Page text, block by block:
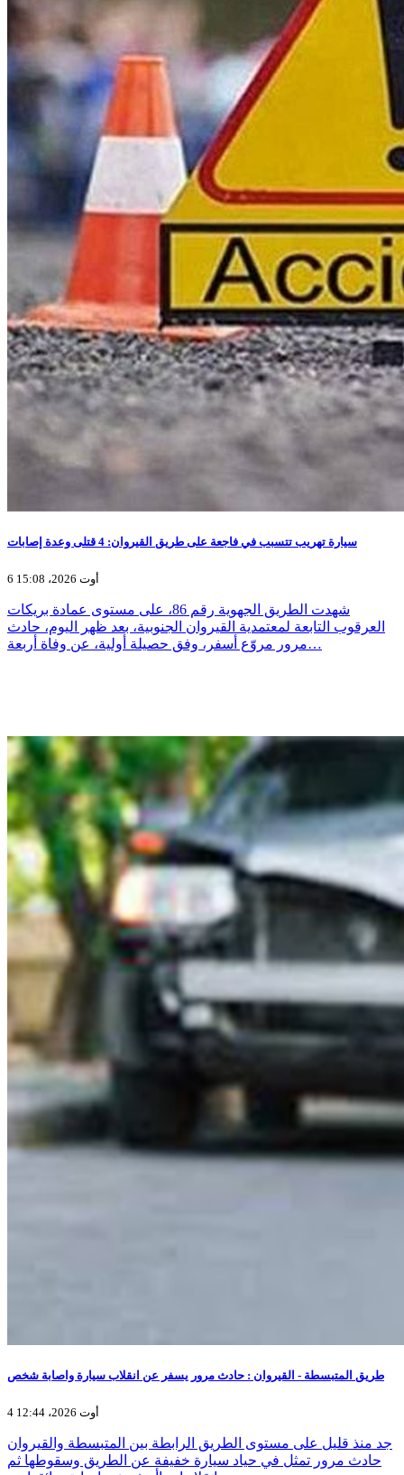
سيارة تهريب تتسبب في فاجعة على طريق القيروان: 4 قتلى وعدة إصابات
6 أوت 2026، 15:08
شهدت الطريق الجهوية رقم 86، على مستوى عمادة بريكات
العرقوب التابعة لمعتمدية القيروان الجنوبية، بعد ظهر اليوم، حادث
مرور مروّع أسفر، وفق حصيلة أولية، عن وفاة أربعة…
طريق المتبسطة - القيروان : حادث مرور يسفر عن انقلاب سيارة واصابة شخص
4 أوت 2026، 12:44
جد منذ قليل على مستوى الطريق الرابطة بين المتبسطة والقيروان
حادث مرور تمثل في حياد سيارة خفيفة عن الطريق وسقوطها ثم